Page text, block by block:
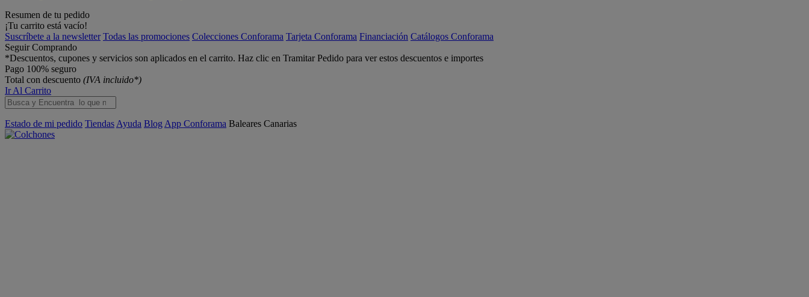
Resumen de tu pedido
¡Tu carrito está vacío!
Suscríbete a la newsletter Todas las promociones Colecciones Conforama Tarjeta Conforama Financiación Catálogos Conforama
Seguir Comprando
*Descuentos, cupones y servicios son aplicados en el carrito. Haz clic en Tramitar Pedido para ver estos descuentos e importes
Pago 100% seguro
Total con descuento (IVA incluido*)
Ir Al Carrito
Estado de mi pedido Tiendas Ayuda Blog App Conforama Baleares Canarias